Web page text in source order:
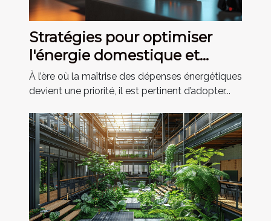
Stratégies pour optimiser
l'énergie domestique et
réduire les factures
À l’ère où la maîtrise des dépenses énergétiques
devient une priorité, il est pertinent d’adopter...